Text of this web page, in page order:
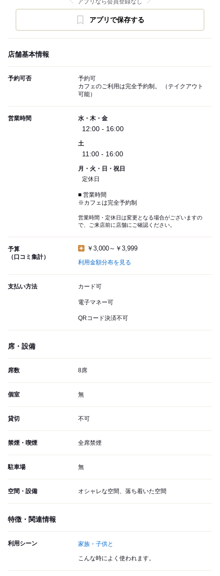
アプリなら会員登録なし
アプリで保存する
店舗基本情報
予約可否
予約可
カフェのご利用は完全予約制。 （テイクアウト
可能）
営業時間 水・木・金
12:00 - 16:00
土
11:00 - 16:00
月・火・日・祝日
定休日
■ 営業時間
※カフェは完全予約制
営業時間・定休日は変更となる場合がございますの
で、ご来店前に店舗にご確認ください。
予算
（口コミ集計）
￥3,000～￥3,999
利用金額分布を見る
支払い方法 カード可
電子マネー可
QRコード決済不可
席・設備
席数 8席
個室 無
貸切 不可
禁煙・喫煙 全席禁煙
駐車場 無
空間・設備 オシャレな空間、落ち着いた空間
特徴・関連情報
利用シーン 家族・子供と
こんな時によく使われます。